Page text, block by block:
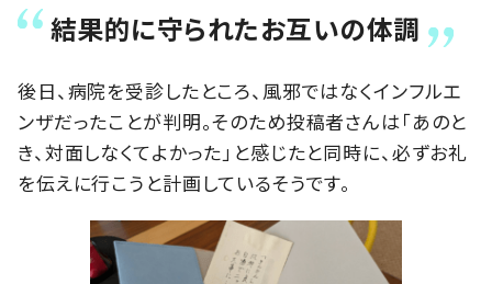
結果的に守られたお互いの体調
後日、病院を受診したところ、風邪ではなくインフルエ
ンザだったことが判明。そのため投稿者さんは「あのと
き、対面しなくてよかった」と感じたと同時に、必ずお礼
を伝えに行こうと計画しているそうです。